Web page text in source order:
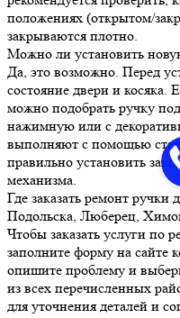
положениях (открытом/
закрываются плотно.
Можно ли установить
Да, это возможно. Перед
состояние двери и косяка.
можно подобрать ручку
нажимную или с
выполняют с помощью
правильно установить
механизма.
Где заказать ремонт
Подольска, Люберец,
Чтобы заказать услуги по
заполните форму на сайте
опишите проблему и
из всех перечисленных
для уточнения деталей и